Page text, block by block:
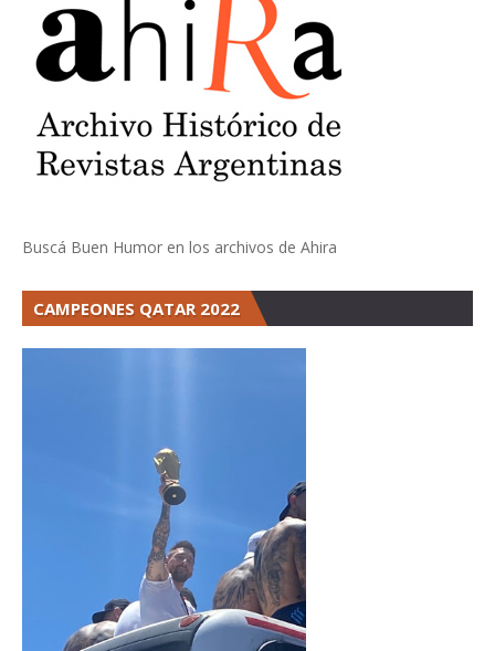
Buscá Buen Humor en los archivos de Ahira
CAMPEONES QATAR 2022